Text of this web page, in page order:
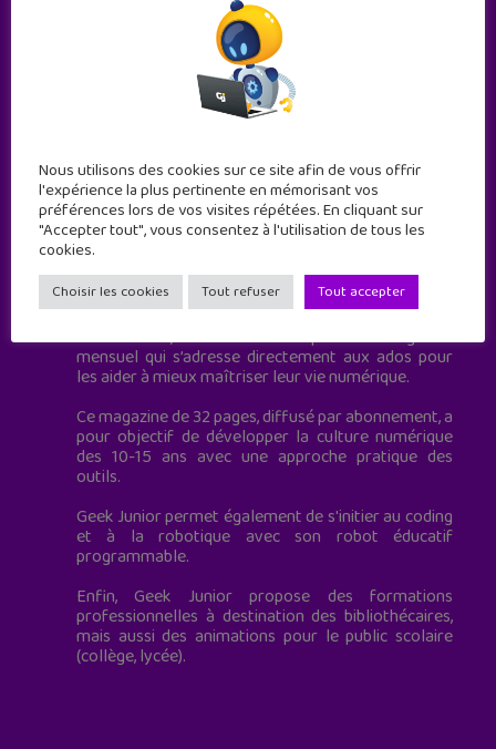
Geek Junior est le premier site de culture numérique
à destination des adolescents.
Geek Junior, c’est aussi le premier magazine
mensuel qui s’adresse directement aux ados pour
les aider à mieux maîtriser leur vie numérique.
Ce magazine de 32 pages, diffusé par abonnement, a
pour objectif de développer la culture numérique
des 10-15 ans avec une approche pratique des
outils.
Geek Junior permet également de s'initier au coding
et à la robotique avec son robot éducatif
programmable.
Enfin, Geek Junior propose des formations
professionnelles à destination des bibliothécaires,
mais aussi des animations pour le public scolaire
(collège, lycée).
Nous utilisons des cookies sur ce site afin de vous offrir
l'expérience la plus pertinente en mémorisant vos
préférences lors de vos visites répétées. En cliquant sur
"Accepter tout", vous consentez à l'utilisation de tous les
cookies.
Choisir les cookies Tout refuser Tout accepter